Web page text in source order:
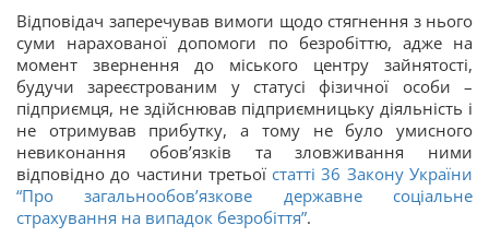
Відповідач заперечував вимоги щодо стягнення з нього
суми нарахованої допомоги по безробіттю, адже на
момент звернення до міського центру зайнятості,
будучи зареєстрованим у статусі фізичної особи –
підприємця, не здійснював підприємницьку діяльність і
не отримував прибутку, а тому не було умисного
невиконання обов’язків та зловживання ними
відповідно до частини третьоїстатті 36 Закону України
“Про загальнообов’язкове державне соціальне
страхування на випадок безробіття”.